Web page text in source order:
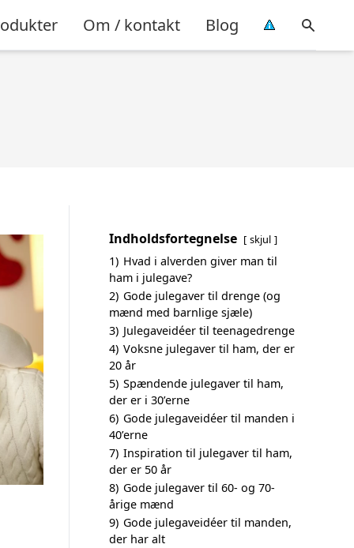
Om / kontakt Blog
Indholdsfortegnelse skjul
1) Hvad i alverden giver man til
ham i julegave?
2) Gode julegaver til drenge (og
mænd med barnlige sjæle)
3) Julegaveidéer til teenagedrenge
4) Voksne julegaver til ham, der er
20 år
5) Spændende julegaver til ham,
der er i 30’erne
6) Gode julegaveidéer til manden i
40’erne
7) Inspiration til julegaver til ham,
der er 50 år
8) Gode julegaver til 60- og 70-
årige mænd
9) Gode julegaveidéer til manden,
der har alt